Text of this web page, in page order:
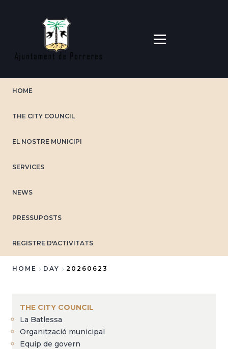
HOME
THE CITY COUNCIL
EL NOSTRE MUNICIPI
SERVICES
NEWS
PRESSUPOSTS
REGISTRE D'ACTIVITATS
HOME DAY 20260623
THE CITY COUNCIL
La Batlessa
Organització municipal
Equip de govern